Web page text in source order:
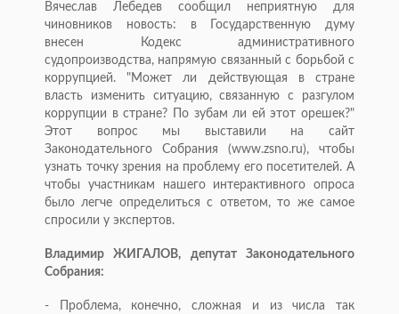
Вячеслав Лебедев сообщил неприятную для
чиновников новость: в Государственную думу
внесен Кодекс административного
судопроизводства, напрямую связанный с борьбой с
коррупцией. "Может ли действующая в стране
власть изменить ситуацию, связанную с разгулом
коррупции в стране? По зубам ли ей этот орешек?"
Этот вопрос мы выставили на сайт
Законодательного Собрания (www.zsno.ru), чтобы
узнать точку зрения на проблему его посетителей. А
чтобы участникам нашего интерактивного опроса
было легче определиться с ответом, то же самое
спросили у экспертов.
Владимир ЖИГАЛОВ, депутат Законодательного
Собрания:
- Проблема, конечно, сложная и из числа так